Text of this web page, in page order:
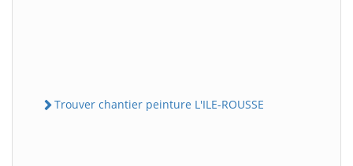
Trouver chantier peinture L'ILE-ROUSSE